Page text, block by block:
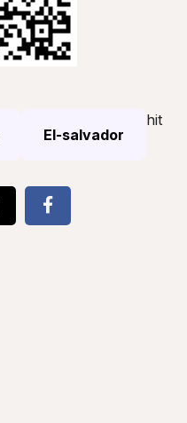
El-salvador
hit